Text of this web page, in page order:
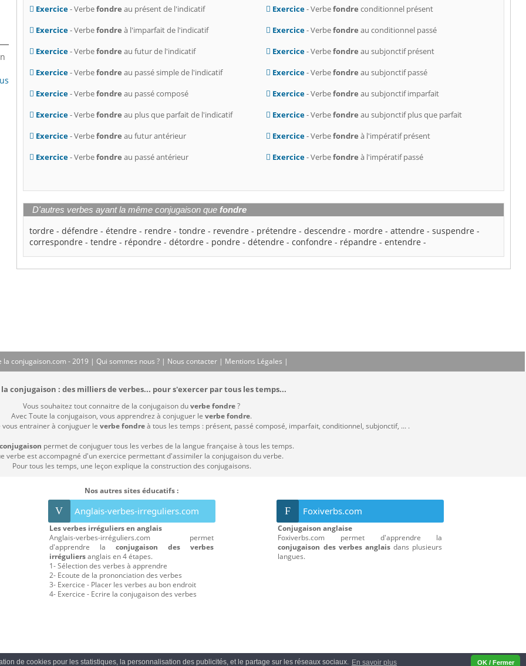
de cookies pour les statistiques, la personnalisation des publicités, et le partage sur les réseaux sociaux. En savoir plus OK / Fermer
Exercice- Verbefondre au présent de l'indicatif
Exercice- Verbefondre à l'imparfait de l'indicatif
Exercice- Verbefondre au futur de l'indicatif
Exercice- Verbefondre au passé simple de l'indicatif
Exercice- Verbefondre au passé composé
Exercice- Verbefondre au plus que parfait de l'indicatif
Exercice- Verbefondre au futur antérieur
Exercice- Verbefondre au passé antérieur
Exercice- Verbefondre conditionnel présent
Exercice- Verbefondre au conditionnel passé
Exercice- Verbefondre au subjonctif présent
Exercice- Verbefondre au subjonctif passé
Exercice- Verbefondre au subjonctif imparfait
Exercice- Verbefondre au subjonctif plus que parfait
Exercice- Verbefondre à l'impératif présent
Exercice- Verbefondre à l'impératif passé
D'autres verbes ayant la même conjugaison quefondre
tordre -défendre -étendre - rendre -tondre - revendre - prétendre -descendre - mordre -attendre -suspendre -
correspondre -tendre - répondre -détordre - pondre -détendre -confondre - répandre -entendre -
la conjugaison.com - 2019 | Qui sommes nous ? | Nous contacter | Mentions Légales |
conjugaison : des milliers de verbes... pour s'exercer par tous les temps...
Vous souhaitez tout connaitre de la conjugaison duverbe fondre?
Avec Toute la conjugaison, vous apprendrez à conjuguer le verbe fondre.
entrainer à conjuguer le verbe fondreà tous les temps : présent, passé composé, imparfait, conditionnel, subjonctif, ... .
permet de conjuguer tous les verbes de la langue française à tous les temps.
verbe est accompagné d'un exercice permettant d'assimiler la conjugaison du verbe.
Pour tous les temps, une leçon explique la construction des conjugaisons.
Nos autres sites éducatifs :
V Anglais-verbes-irreguliers.com
Les verbes irréguliers en anglais
Anglais-verbes-irréguliers.com permet
d'apprendre la conjugaison des verbes
irréguliersanglais en 4 étapes.
1- Sélection des verbes à apprendre
2- Ecoute de la prononciation des verbes
3- Exercice - Placer les verbes au bon endroit
4- Exercice - Ecrire la conjugaison des verbes
F Foxiverbs.com
Conjugaison anglaise
Foxiverbs.com permet d'apprendre la
conjugaison des verbes anglaisdans plusieurs
langues.